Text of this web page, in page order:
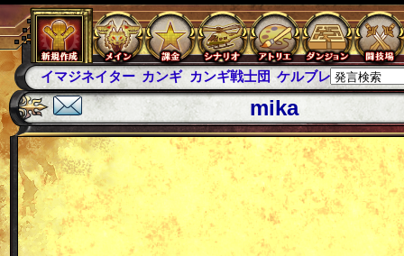
イマジネイター カンギ カンギ戦士団 ケルブレ ケルベロ
mika